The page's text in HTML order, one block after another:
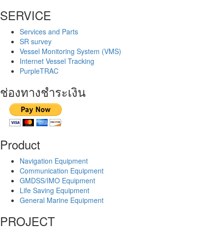
SERVICE
Services and Parts
SR survey
Vessel Monitoring System (VMS)
Internet Vessel Tracking
PurpleTRAC
ช่องทางชำระเงิน
Product
Navigation Equipment
Communication Equipment
GMDSS/IMO Equipment
Life Saving Equipment
General Marine Equipment
PROJECT